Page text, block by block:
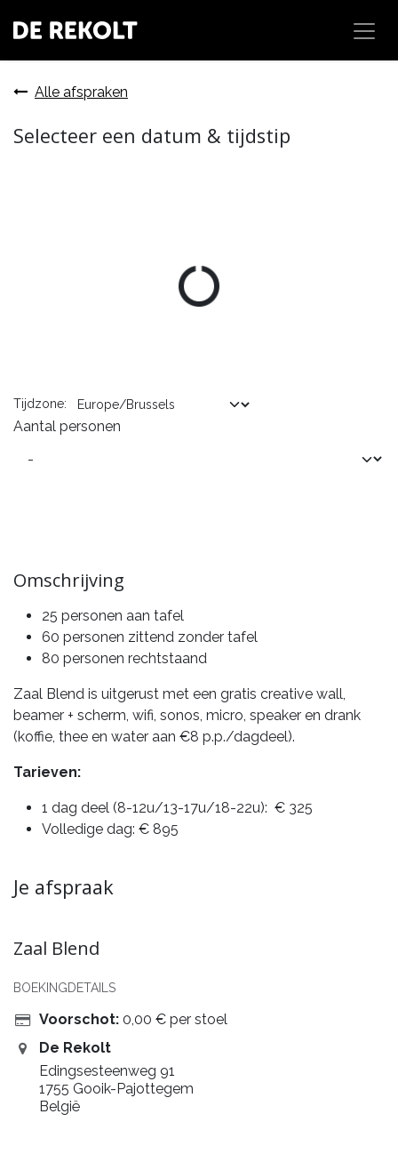
Alle afspraken
Selecteer een datum & tijdstip
Tijdzone:
Aantal personen
Omschrijving
25 personen aan tafel
60 personen zittend zonder tafel
80 personen rechtstaand
Zaal Blend is uitgerust met een gratis creative wall,
beamer + scherm, wifi, sonos, micro, speaker en drank
(koffie, thee en water aan €8 p.p./dagdeel).
Tarieven:
1 dag deel (8-12u/13-17u/18-22u): € 325
Volledige dag: € 895
Je afspraak
Zaal Blend
BOEKINGDETAILS
Voorschot: 0,00 € per stoel
De Rekolt
Edingsesteenweg 91
1755 Gooik-Pajottegem
België